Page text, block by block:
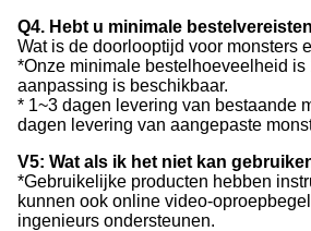
Q4. Hebt u minimale
Wat is de doorlooptijd voor monsters
*Onze minimale bestelhoeveelheid is
aanpassing is beschikbaar.
* 1~3 dagen levering van bestaande
dagen levering van aangepaste
V5: Wat als ik het niet kan
*Gebruikelijke producten hebben
kunnen ook online video-
ingenieurs ondersteunen.